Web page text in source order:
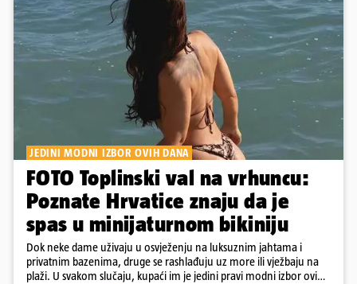
JEDINI MODNI IZBOR OVIH DANA
FOTO Toplinski val na vrhuncu:
Poznate Hrvatice znaju da je
spas u minijaturnom bikiniju
Dok neke dame uživaju u osvježenju na luksuznim jahtama i
privatnim bazenima, druge se rashlađuju uz more ili vježbaju na
plaži. U svakom slučaju, kupaći im je jedini pravi modni izbor ovih